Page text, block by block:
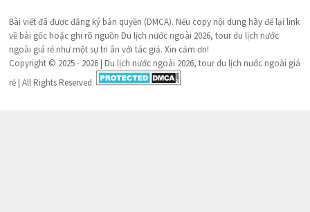
Bài viết đã được đăng ký bản quyền (DMCA). Nếu copy nội dung hãy để lại link
về bài gốc hoặc ghi rõ nguồn Du lịch nước ngoài 2026, tour du lịch nước
ngoài giá rẻ như một sự tri ân với tác giả. Xin cảm ơn!
Copyright © 2025 - 2026 | Du lịch nước ngoài 2026, tour du lịch nước ngoài giá
rẻ | All Rights Reserved.